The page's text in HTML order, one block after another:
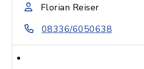
Florian Reiser
08336/6050638